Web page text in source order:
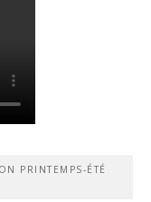
PRINTEMPS-ÉTÉ